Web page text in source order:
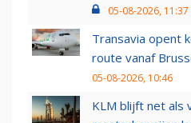
05-08-2026, 11:37
Transavia opent
route vanaf
05-08-2026, 10:46
KLM blijft net als